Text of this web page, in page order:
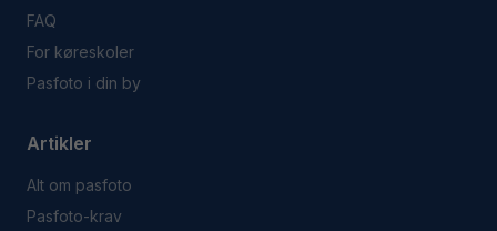
FAQ
For køreskoler
Pasfoto i din by
Artikler
Alt om pasfoto
Pasfoto-krav